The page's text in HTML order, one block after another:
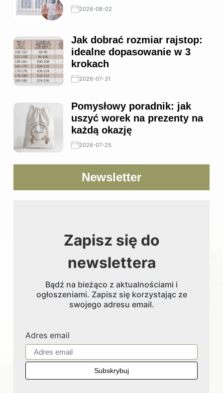
2026-08-02
Jak dobrać rozmiar rajstop:
idealne dopasowanie w 3
krokach
2026-07-31
Pomysłowy poradnik: jak
uszyć worek na prezenty na
każdą okazję
2026-07-25
Newsletter
Zapisz się do
newslettera
Bądź na bieżąco z aktualnościami i
ogłoszeniami. Zapisz się korzystając ze
swojego adresu email.
Adres email